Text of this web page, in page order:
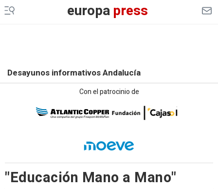
europapress
Desayunos informativos Andalucía
Con el patrocinio de
"Educación Mano a Mano"